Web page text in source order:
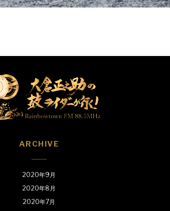
ARCHIVE
2020年9月
2020年8月
2020年7月